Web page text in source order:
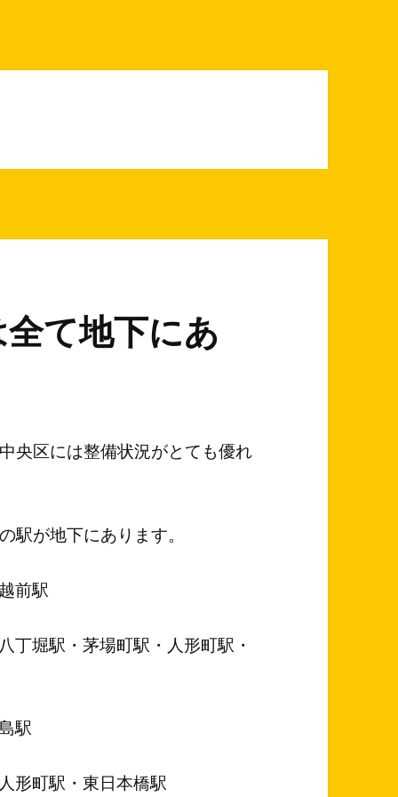
て地下にあ
央区には整備状況がとても優れ
駅が地下にあります。
前駅
堀駅・茅場町駅・人形町駅・
駅
形町駅・東日本橋駅